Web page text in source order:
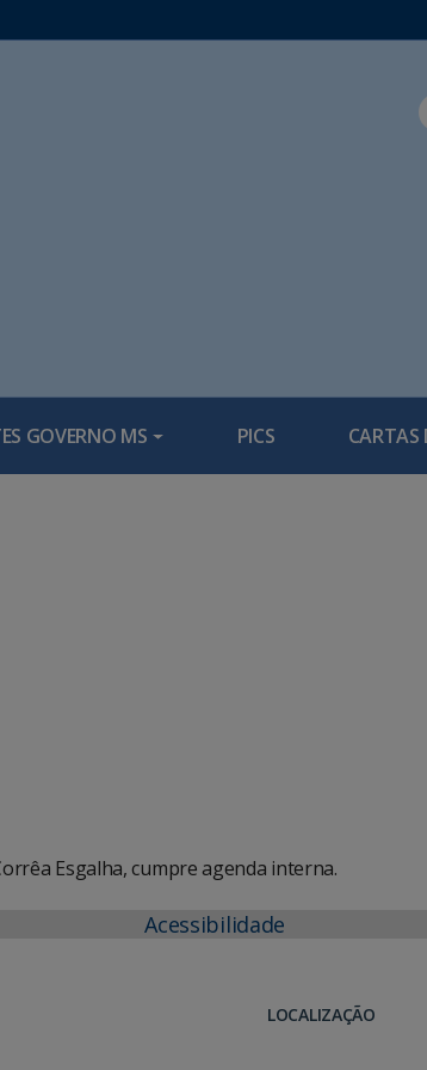
GOVERNO MS PICS CARTAS
Esgalha, cumpre agenda interna.
Acessibilidade
LOCALIZAÇÃO